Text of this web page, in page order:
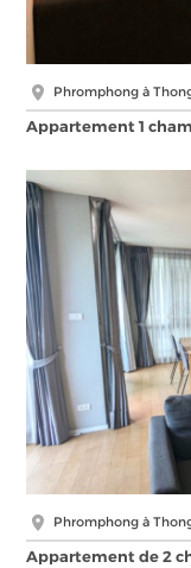
Phromphong à
Appartement 1
Phromphong à
Appartement de 2